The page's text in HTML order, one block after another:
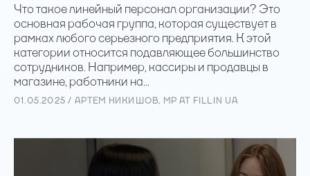
Что такое линейный персонал организации? Это
основная рабочая группа, которая существует в
рамках любого серьезного предприятия. К этой
категории относится подавляющее большинство
сотрудников. Например, кассиры и продавцы в
магазине, работники на...
01.05.2025 / АРТЕМ НИКИШОВ, MP AT FILLIN UA